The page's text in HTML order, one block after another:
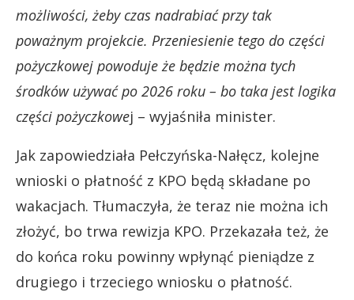
możliwości, żeby czas nadrabiać przy tak
poważnym projekcie. Przeniesienie tego do części
pożyczkowej powoduje że będzie można tych
środków używać po 2026 roku – bo taka jest logika
części pożyczkowej – wyjaśniła minister.
Jak zapowiedziała Pełczyńska-Nałęcz, kolejne
wnioski o płatność z KPO będą składane po
wakacjach. Tłumaczyła, że teraz nie można ich
złożyć, bo trwa rewizja KPO. Przekazała też, że
do końca roku powinny wpłynąć pieniądze z
drugiego i trzeciego wniosku o płatność.